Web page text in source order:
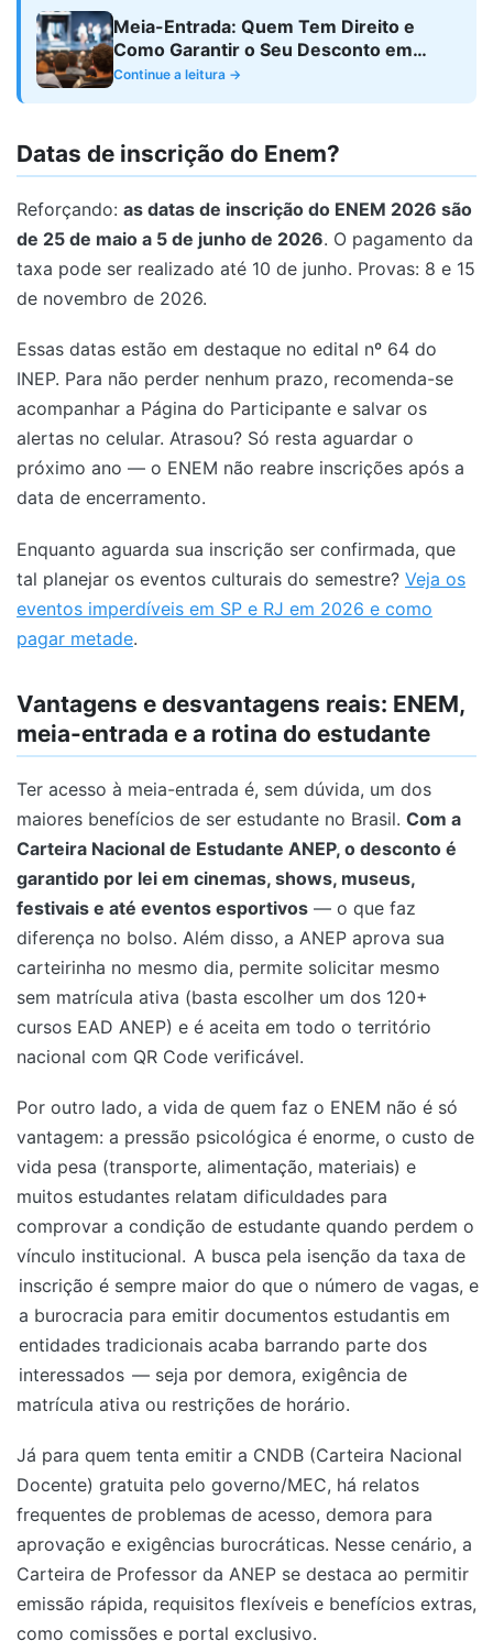
Meia-Entrada: Quem Tem Direito e
Como Garantir o Seu Desconto em
Eventos Culturais
Continue a leitura →
Datas de inscrição do Enem?
Reforçando: as datas de inscrição do ENEM 2026 são
de 25 de maio a 5 de junho de 2026. O pagamento da
taxa pode ser realizado até 10 de junho. Provas: 8 e 15
de novembro de 2026.
Essas datas estão em destaque no edital nº 64 do
INEP. Para não perder nenhum prazo, recomenda-se
acompanhar a Página do Participante e salvar os
alertas no celular. Atrasou? Só resta aguardar o
próximo ano — o ENEM não reabre inscrições após a
data de encerramento.
Enquanto aguarda sua inscrição ser confirmada, que
tal planejar os eventos culturais do semestre? Veja os
eventos imperdíveis em SP e RJ em 2026 e como
pagar metade.
Vantagens e desvantagens reais: ENEM,
meia-entrada e a rotina do estudante
Ter acesso à meia-entrada é, sem dúvida, um dos
maiores benefícios de ser estudante no Brasil. Com a
Carteira Nacional de Estudante ANEP, o desconto é
garantido por lei em cinemas, shows, museus,
festivais e até eventos esportivos — o que faz
diferença no bolso. Além disso, a ANEP aprova sua
carteirinha no mesmo dia, permite solicitar mesmo
sem matrícula ativa (basta escolher um dos 120+
cursos EAD ANEP) e é aceita em todo o território
nacional com QR Code verificável.
Por outro lado, a vida de quem faz o ENEM não é só
vantagem: a pressão psicológica é enorme, o custo de
vida pesa (transporte, alimentação, materiais) e
muitos estudantes relatam dificuldades para
comprovar a condição de estudante quando perdem o
vínculo institucional. A busca pela isenção da taxa de
inscrição é sempre maior do que o número de vagas, e
a burocracia para emitir documentos estudantis em
entidades tradicionais acaba barrando parte dos
interessados — seja por demora, exigência de
matrícula ativa ou restrições de horário.
Já para quem tenta emitir a CNDB (Carteira Nacional
Docente) gratuita pelo governo/MEC, há relatos
frequentes de problemas de acesso, demora para
aprovação e exigências burocráticas. Nesse cenário, a
Carteira de Professor da ANEP se destaca ao permitir
emissão rápida, requisitos flexíveis e benefícios extras,
como comissões e portal exclusivo.